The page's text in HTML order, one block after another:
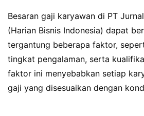
Besaran gaji karyawan di PT
(Harian Bisnis Indonesia) dapat
tergantung beberapa faktor,
tingkat pengalaman, serta
faktor ini menyebabkan setiap
gaji yang disesuaikan dengan